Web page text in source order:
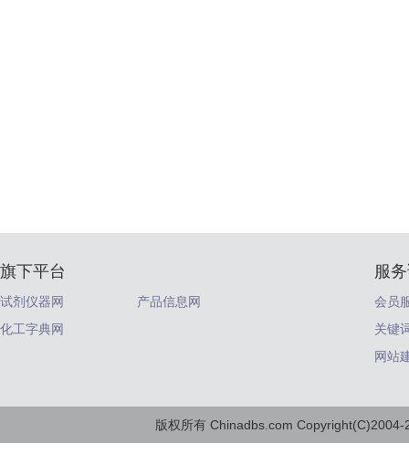
旗下平台
试剂仪器网
产品信息网
化工字典网
服
会员
关键
网站
版权所有 Chinadbs.com